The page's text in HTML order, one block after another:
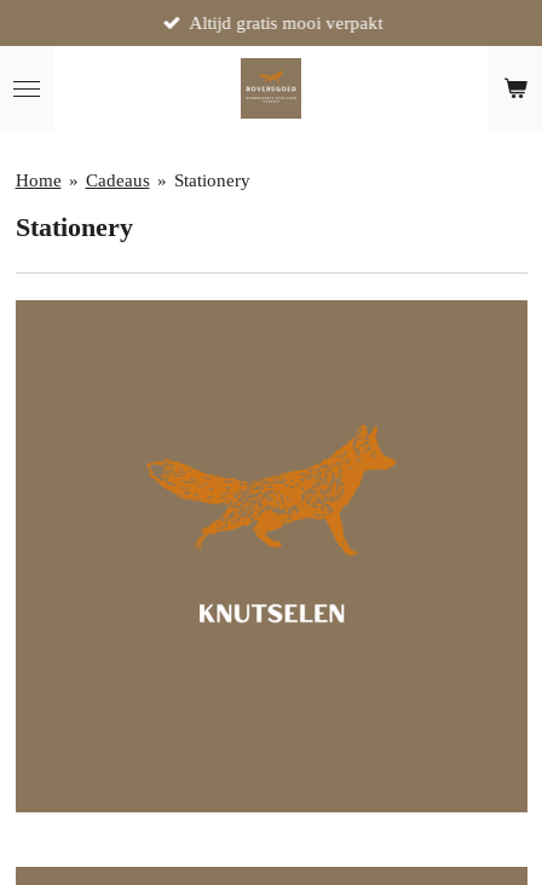
direct
naar
de
Altijd gratis mooi verpakt
Home » Cadeaus » Stationery
Stationery